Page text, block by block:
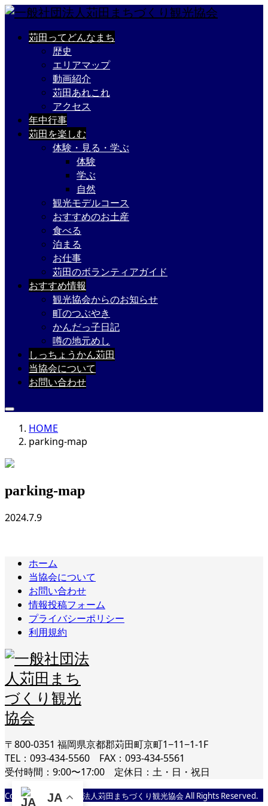
苅田ってどんなまち
歴史
エリアマップ
動画紹介
苅田あれこれ
アクセス
年中行事
苅田を楽しむ
体験・見る・学ぶ
体験
学ぶ
自然
観光モデルコース
おすすめのお土産
食べる
泊まる
お仕事
苅田のボランティアガイド
おすすめ情報
観光協会からのお知らせ
町のつぶやき
かんだっ子日記
噂の地元めし
しっちょうかん苅田
当協会について
お問い合わせ
HOME
parking-map
parking-map
2024.7.9
ホーム
当協会について
お問い合わせ
情報投稿フォーム
プライバシーポリシー
利用規約
〒800-0351 福岡県京都郡苅田町京町1−11−1-1F
TEL：093-434-5560 FAX：093-434-5561
受付時間：9:00〜17:00 定休日：土・日・祝日
Copyright © 一般社団法人苅田まちづくり観光協会 All Rights Reserved.
JA